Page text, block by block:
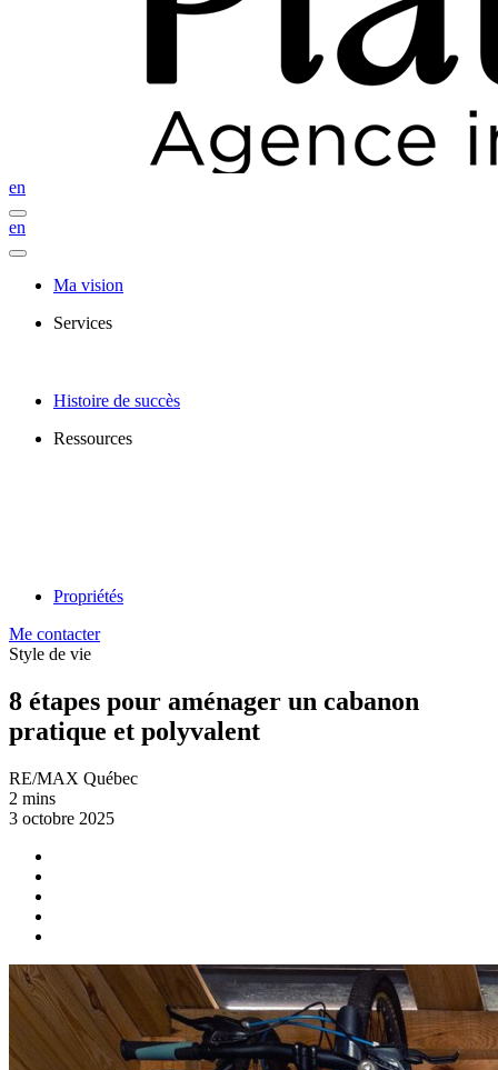
en
en
Ma vision
Services
Histoire de succès
Ressources
Propriétés
Me contacter
Style de vie
8 étapes pour aménager un cabanon
pratique et polyvalent
RE/MAX Québec
2 mins
3 octobre 2025